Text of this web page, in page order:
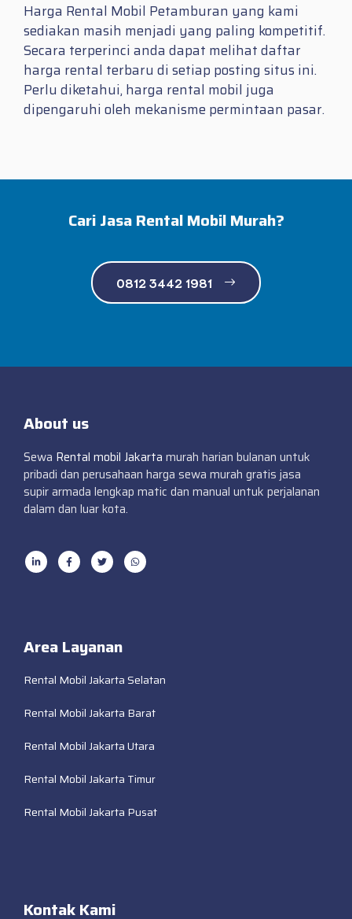
Harga Rental Mobil Petamburan yang kami
sediakan masih menjadi yang paling kompetitif.
Secara terperinci anda dapat melihat daftar
harga rental terbaru di setiap posting situs ini.
Perlu diketahui, harga rental mobil juga
dipengaruhi oleh mekanisme permintaan pasar.
Cari Jasa Rental Mobil Murah?
0812 3442 1981
About us
Sewa Rental mobil Jakarta murah harian bulanan untuk
pribadi dan perusahaan harga sewa murah gratis jasa
supir armada lengkap matic dan manual untuk perjalanan
dalam dan luar kota.
Area Layanan
Rental Mobil Jakarta Selatan
Rental Mobil Jakarta Barat
Rental Mobil Jakarta Utara
Rental Mobil Jakarta Timur
Rental Mobil Jakarta Pusat
Kontak Kami